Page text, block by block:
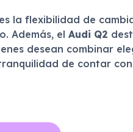
es la flexibilidad de
Además, el Audi Q2
desean combinar
de contar